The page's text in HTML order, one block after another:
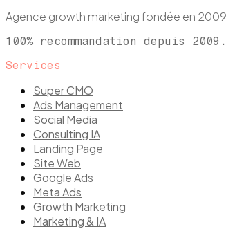
Agence growth marketing fondée en
100% recommandation depuis 2009.
Services
Super CMO
Ads Management
Social Media
Consulting IA
Landing Page
Site Web
Google Ads
Meta Ads
Growth Marketing
Marketing & IA